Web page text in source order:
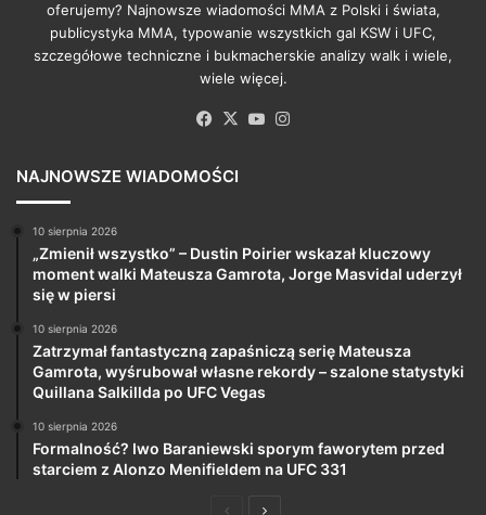
oferujemy? Najnowsze wiadomości MMA z Polski i świata,
publicystyka MMA, typowanie wszystkich gal KSW i UFC,
szczegółowe techniczne i bukmacherskie analizy walk i wiele,
wiele więcej.
Facebook
X YouTube
NAJNOWSZE WIADOMOŚCI
10 sierpnia 2026
„Zmienił wszystko” – Dustin Poirier wskazał kluczowy
moment walki Mateusza Gamrota, Jorge Masvidal uderzył
się w piersi
10 sierpnia 2026
Zatrzymał fantastyczną zapaśniczą serię Mateusza
Gamrota, wyśrubował własne rekordy – szalone statystyki
Quillana Salkillda po UFC Vegas
10 sierpnia 2026
Formalność? Iwo Baraniewski sporym faworytem przed
starciem z Alonzo Menifieldem na UFC 331
PoprzedniaNastępna